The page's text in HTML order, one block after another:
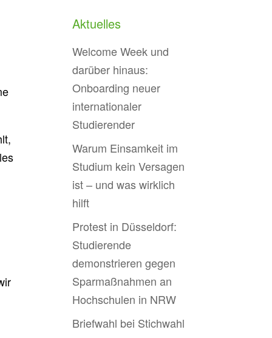
Aktuelles
Welcome Week und
darüber hinaus:
Onboarding neuer
internationaler
Studierender
Warum Einsamkeit im
Studium kein Versagen
ist – und was wirklich
hilft
Protest in Düsseldorf:
Studierende
demonstrieren gegen
Sparmaßnahmen an
Hochschulen in NRW
Briefwahl bei Stichwahl